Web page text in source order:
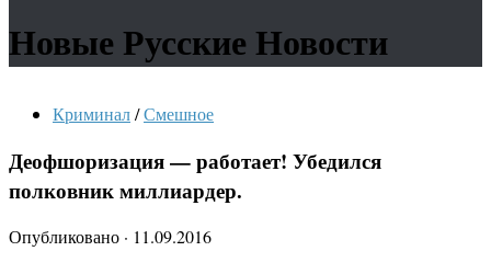
Новые Русские Новости
Криминал/Смешное
Деофшоризация — работает! Убедился
полковник миллиардер.
Опубликовано · 11.09.2016